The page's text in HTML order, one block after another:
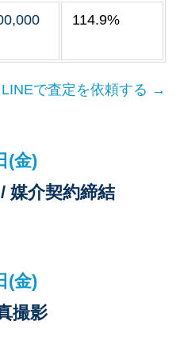
114.9%
LINEで査定を依頼する →
(金)
媒介契約締結
(金)
撮影